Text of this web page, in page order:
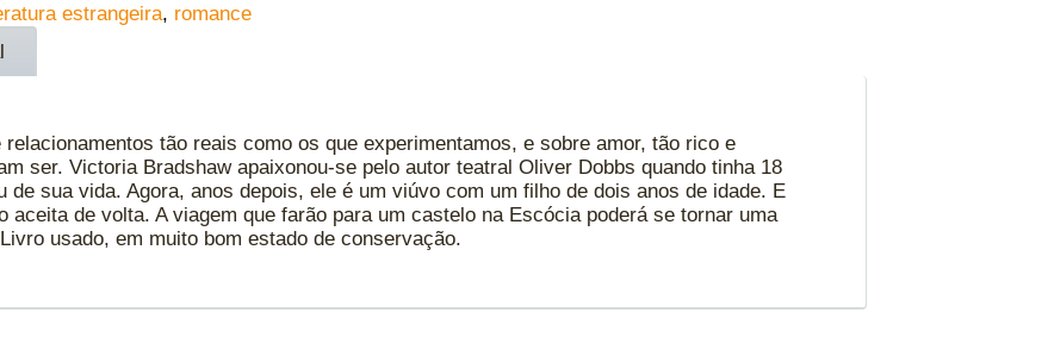
estrangeira, romance
tão reais como os que experimentamos, e sobre amor, tão rico e
ser. Victoria Bradshaw apaixonou-se pelo autor teatral Oliver Dobbs quando tinha 18
de sua vida. Agora, anos depois, ele é um viúvo com um filho de dois anos de idade. E
aceita de volta. A viagem que farão para um castelo na Escócia poderá se tornar uma
usado, em muito bom estado de conservação.